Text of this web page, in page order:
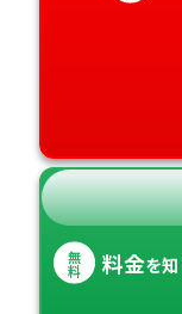
無
料 料金を